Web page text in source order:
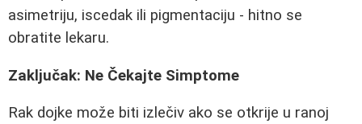
asimetriju, iscedak ili pigmentaciju - hitno se
obratite lekaru.
Zaključak: Ne Čekajte Simptome
Rak dojke može biti izlečiv ako se otkrije u ranoj